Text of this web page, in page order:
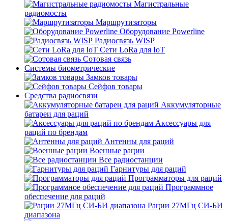
Магистральные
радиомосты
Маршрутизаторы
Оборудование Powerline
Радиосвязь WISP
Сети LoRa для IoT
Сотовая связь
Системы биометрические
Замков товары
Сейфов товары
Средства радиосвязи
Аккумуляторные
батареи для раций
Аксессуары для
раций по брендам
Антенны для раций
Военные рации
Все радиостанции
Гарнитуры для раций
Программаторы для раций
Программное
обеспечение для раций
Рации 27МГц СИ-БИ
диапазона